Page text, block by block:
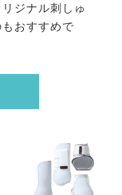
ジナル刺しゅ
おすすめで